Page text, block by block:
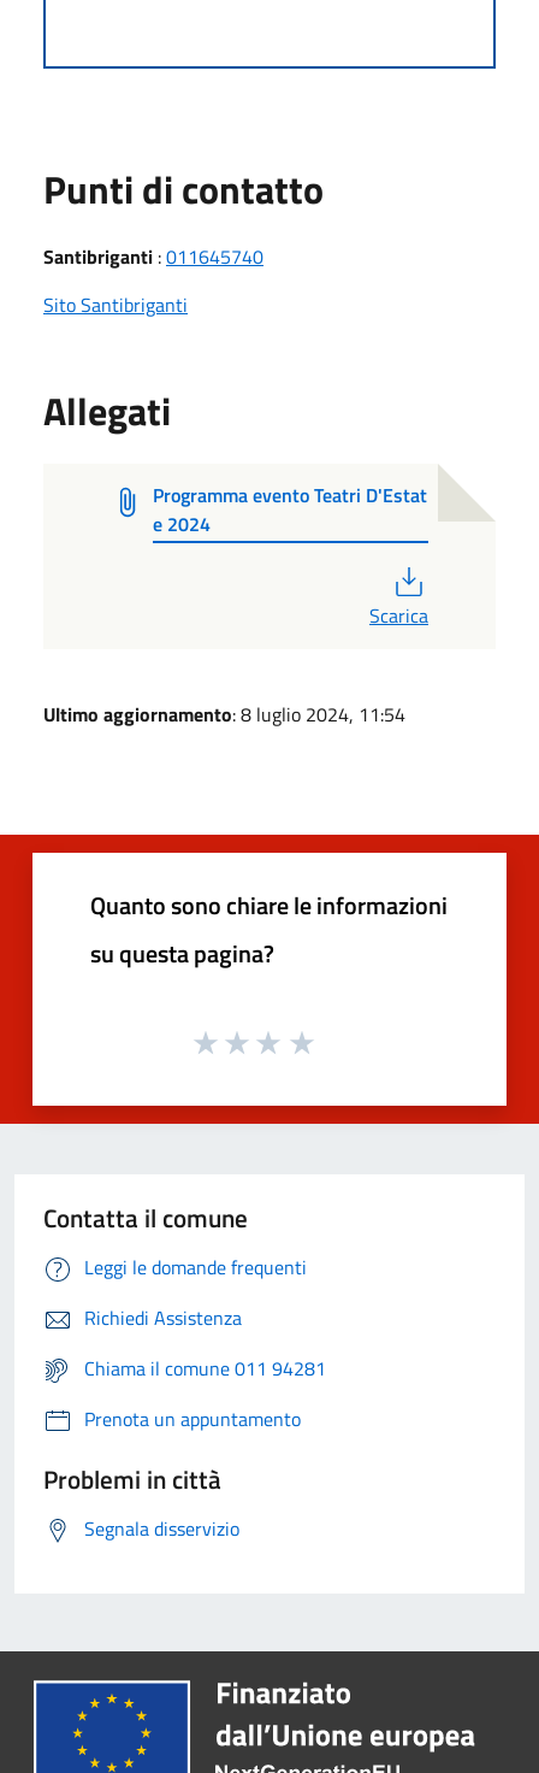
Punti di contatto
Santibriganti :011645740
Sito Santibriganti
Allegati
Programma evento Teatri D'Estat
e 2024
Scarica
Ultimo aggiornamento: 8 luglio 2024, 11:54
Quanto sono chiare le informazioni
su questa pagina?
Contatta il comune
Leggi le domande frequenti
Richiedi Assistenza
Chiama il comune 011 94281
Prenota un appuntamento
Problemi in città
Segnala disservizio